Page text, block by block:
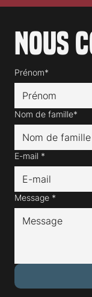
Nous
Prénom*
Nom de famille*
E-mail *
Message *